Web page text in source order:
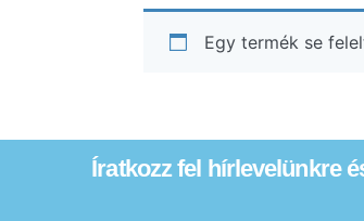
Egy termék se
Íratkozz fel hírlevelünkre